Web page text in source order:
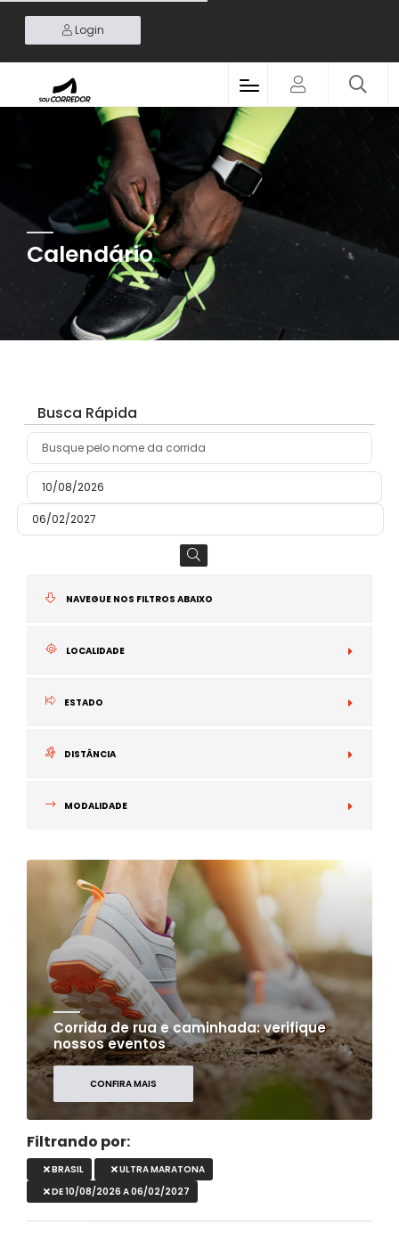
Login
Calendário
Busca Rápida
NAVEGUE NOS FILTROS ABAIXO
LOCALIDADE
ESTADO
DISTÂNCIA
MODALIDADE
Corrida de rua e caminhada: verifique
nossos eventos
CONFIRA MAIS
Filtrando por:
BRASIL
ULTRA MARATONA
DE 10/08/2026 A 06/02/2027